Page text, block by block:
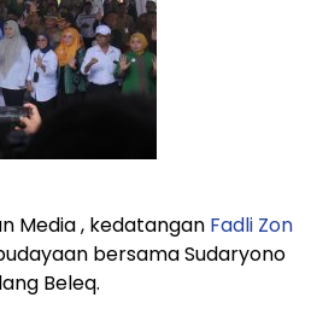
Media , kedatangan Fadli Zon
bersama Sudaryono
Beleq.